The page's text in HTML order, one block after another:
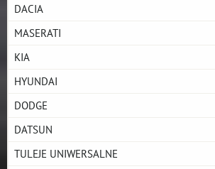
DACIA
MASERATI
KIA
HYUNDAI
DODGE
DATSUN
TULEJE UNIWERSALNE